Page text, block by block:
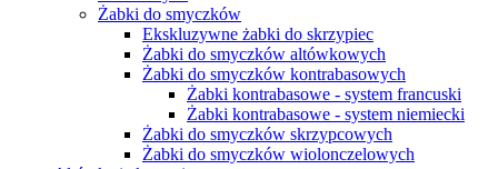
Żabki do smyczków
Ekskluzywne żabki do skrzypiec
Żabki do smyczków altówkowych
Żabki do smyczków kontrabasowych
Żabki kontrabasowe - system francuski
Żabki kontrabasowe - system niemiecki
Żabki do smyczków skrzypcowych
Żabki do smyczków wiolonczelowych